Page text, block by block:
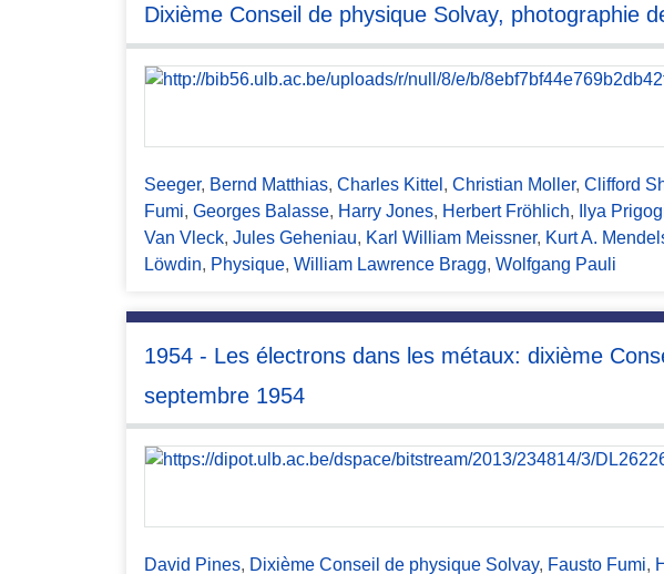
Dixième Conseil de physique Solvay, photographie
Seeger, Bernd Matthias, Charles Kittel , Christian Moller, Clifford
Fumi, Georges Balasse, Harry Jones, Herbert Fröhlich, Ilya
Van Vleck, Jules Geheniau, Karl William Meissner, Kurt A.
Löwdin, Physique, William Lawrence Bragg, Wolfgang Pauli
1954 - Les électrons dans les métaux: dixième
septembre 1954
David Pines, Dixième Conseil de physique Solvay, Fausto Fumi,